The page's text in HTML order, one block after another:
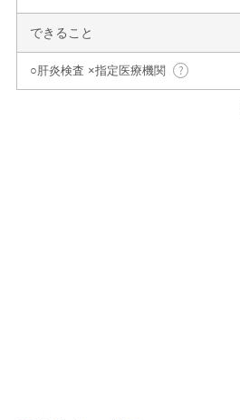
できること
○肝炎検査 ×指定医療機関